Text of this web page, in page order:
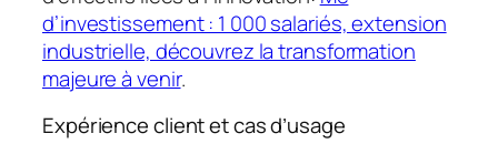
d’investissement : 1 000 salariés, extension
industrielle, découvrez la transformation
majeure à venir.
Expérience client et cas d’usage